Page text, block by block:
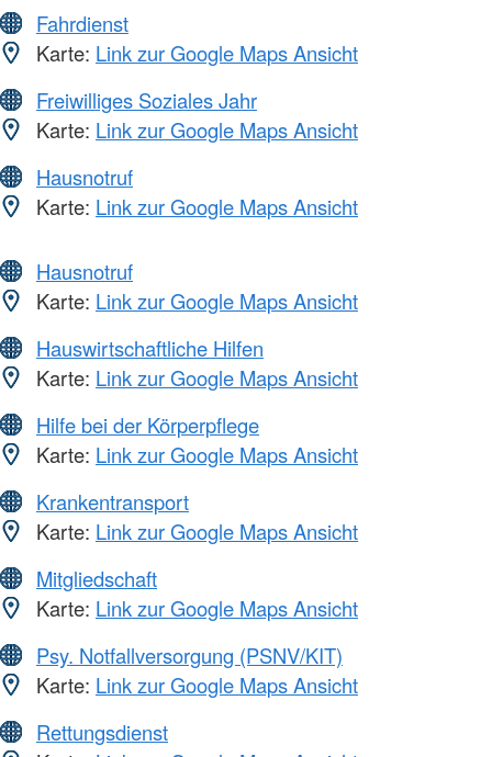
Fahrdienst
Karte: Link zur Google Maps Ansicht
Freiwilliges Soziales Jahr
Karte: Link zur Google Maps Ansicht
Hausnotruf
Karte: Link zur Google Maps Ansicht
Hausnotruf
Karte: Link zur Google Maps Ansicht
Hauswirtschaftliche Hilfen
Karte: Link zur Google Maps Ansicht
Hilfe bei der Körperpflege
Karte: Link zur Google Maps Ansicht
Krankentransport
Karte: Link zur Google Maps Ansicht
Mitgliedschaft
Karte: Link zur Google Maps Ansicht
Psy. Notfallversorgung (PSNV/KIT)
Karte: Link zur Google Maps Ansicht
Rettungsdienst